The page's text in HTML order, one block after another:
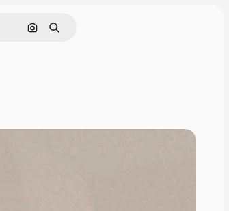
通過圖像搜索
搜尋